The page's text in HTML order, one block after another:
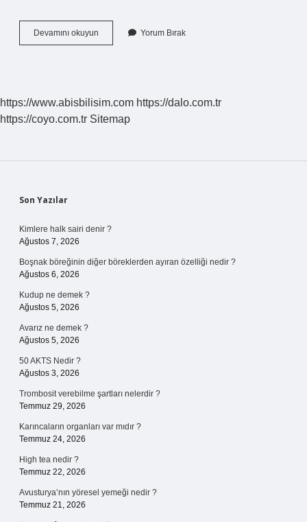
Devamını okuyun Dünyanın
En
Tl
Yorum Bırak
https://www.abisbilisim.com https://dalo.com.tr
https://coyo.com.tr Sitemap
Sidebar
Son Yazılar
Kimlere halk sairi denir ?
Ağustos 7, 2026
Boşnak böreğinin diğer böreklerden ayıran özelliği nedir ?
Ağustos 6, 2026
Kudup ne demek ?
Ağustos 5, 2026
Avarız ne demek ?
Ağustos 5, 2026
50 AKTS Nedir ?
Ağustos 3, 2026
Trombosit verebilme şartları nelerdir ?
Temmuz 29, 2026
Karıncaların organları var mıdır ?
Temmuz 24, 2026
High tea nedir ?
Temmuz 22, 2026
Avusturya’nın yöresel yemeği nedir ?
Temmuz 21, 2026